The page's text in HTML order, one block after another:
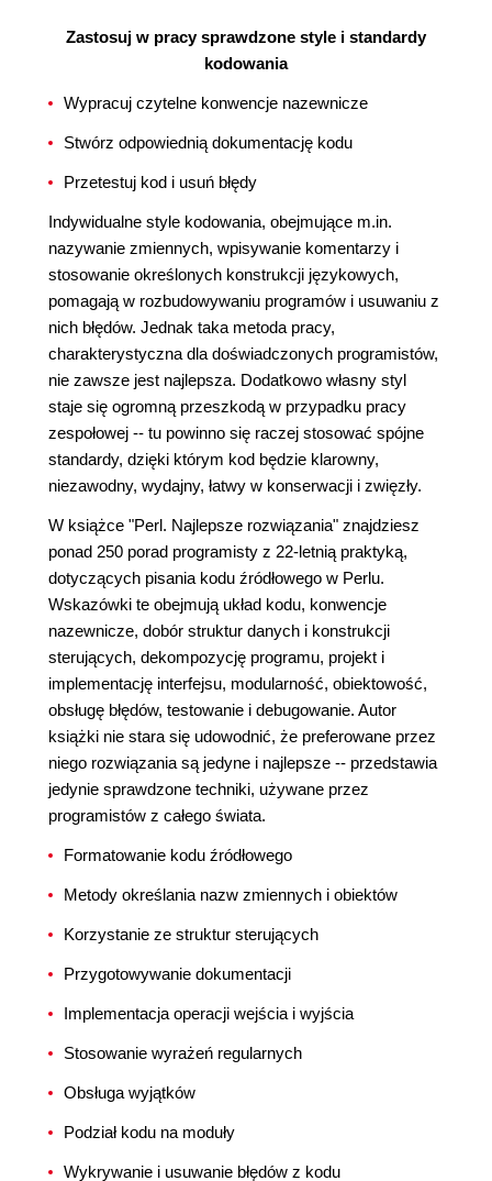
Zastosuj w pracy sprawdzone style i standardy
kodowania
Wypracuj czytelne konwencje nazewnicze
Stwórz odpowiednią dokumentację kodu
Przetestuj kod i usuń błędy
Indywidualne style kodowania, obejmujące m.in.
nazywanie zmiennych, wpisywanie komentarzy i
stosowanie określonych konstrukcji językowych,
pomagają w rozbudowywaniu programów i usuwaniu z
nich błędów. Jednak taka metoda pracy,
charakterystyczna dla doświadczonych programistów,
nie zawsze jest najlepsza. Dodatkowo własny styl
staje się ogromną przeszkodą w przypadku pracy
zespołowej -- tu powinno się raczej stosować spójne
standardy, dzięki którym kod będzie klarowny,
niezawodny, wydajny, łatwy w konserwacji i zwięzły.
W książce "Perl. Najlepsze rozwiązania" znajdziesz
ponad 250 porad programisty z 22-letnią praktyką,
dotyczących pisania kodu źródłowego w Perlu.
Wskazówki te obejmują układ kodu, konwencje
nazewnicze, dobór struktur danych i konstrukcji
sterujących, dekompozycję programu, projekt i
implementację interfejsu, modularność, obiektowość,
obsługę błędów, testowanie i debugowanie. Autor
książki nie stara się udowodnić, że preferowane przez
niego rozwiązania są jedyne i najlepsze -- przedstawia
jedynie sprawdzone techniki, używane przez
programistów z całego świata.
Formatowanie kodu źródłowego
Metody określania nazw zmiennych i obiektów
Korzystanie ze struktur sterujących
Przygotowywanie dokumentacji
Implementacja operacji wejścia i wyjścia
Stosowanie wyrażeń regularnych
Obsługa wyjątków
Podział kodu na moduły
Wykrywanie i usuwanie błędów z kodu